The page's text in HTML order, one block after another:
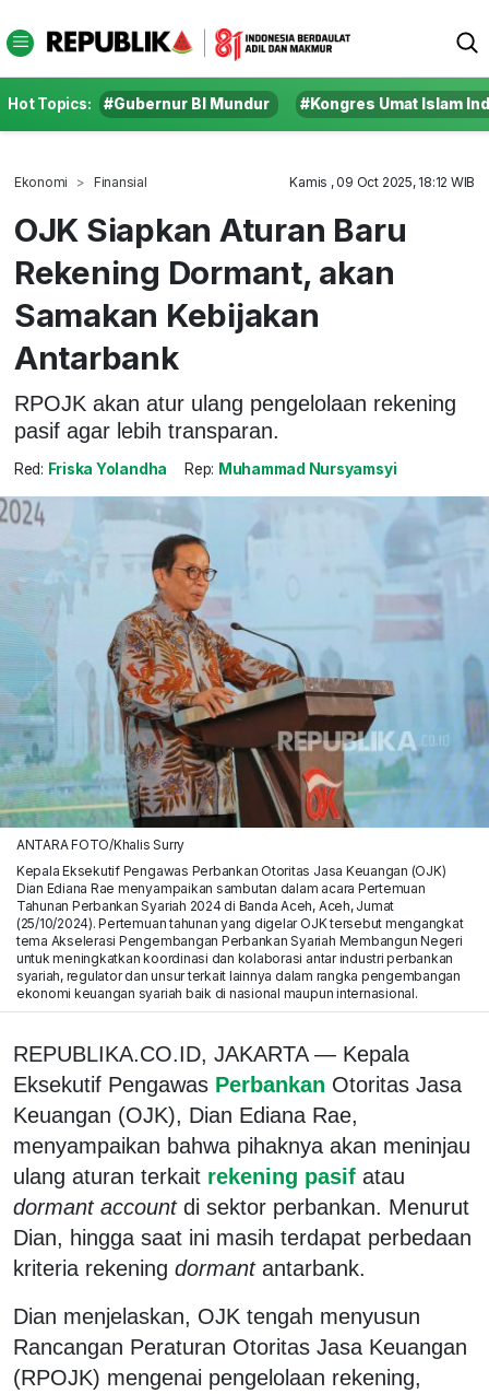
Hot Topics: #Gubernur BI Mundur #Kongres Umat Islam
Ekonomi Finansial Kamis , 09 Oct 2025, 18:12 WIB
OJK Siapkan Aturan Baru
Rekening Dormant, akan
Samakan Kebijakan
Antarbank
RPOJK akan atur ulang pengelolaan rekening
pasif agar lebih transparan.
Red: Friska Yolandha Rep: Muhammad Nursyamsyi
ANTARA FOTO/Khalis Surry
Kepala Eksekutif Pengawas Perbankan Otoritas Jasa Keuangan (OJK)
Dian Ediana Rae menyampaikan sambutan dalam acara Pertemuan
Tahunan Perbankan Syariah 2024 di Banda Aceh, Aceh, Jumat
(25/10/2024). Pertemuan tahunan yang digelar OJK tersebut mengangkat
tema Akselerasi Pengembangan Perbankan Syariah Membangun Negeri
untuk meningkatkan koordinasi dan kolaborasi antar industri perbankan
syariah, regulator dan unsur terkait lainnya dalam rangka pengembangan
ekonomi keuangan syariah baik di nasional maupun internasional.
REPUBLIKA.CO.ID, JAKARTA — Kepala
Eksekutif Pengawas Perbankan Otoritas Jasa
Keuangan (OJK), Dian Ediana Rae,
menyampaikan bahwa pihaknya akan meninjau
ulang aturan terkait rekening pasif atau
dormant accountdi sektor perbankan. Menurut
Dian, hingga saat ini masih terdapat perbedaan
kriteria rekening dormantantarbank.
Dian menjelaskan, OJK tengah menyusun
Rancangan Peraturan Otoritas Jasa Keuangan
(RPOJK) mengenai pengelolaan rekening,